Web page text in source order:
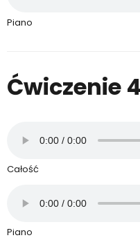
Piano
Ćwiczenie
Całość
Piano